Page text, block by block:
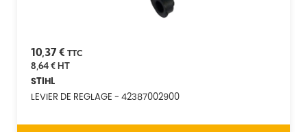
10,37 € TTC
8,64 €HT
STIHL
LEVIER DE REGLAGE - 42387002900